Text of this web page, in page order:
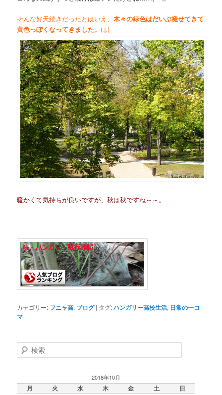
そんな好天続きだったとはいえ、木々の緑色はだいぶ褪せてきて
黄色っぽくなってきました。 (↓)
暖かくて気持ちが良いですが、秋は秋ですね～～。
カテゴリー: フニャ高, ブログ | タグ:ハンガリー高校生活, 日常の一コ
マ
検
索
2018年10月
月 火 水 木 金 土
日